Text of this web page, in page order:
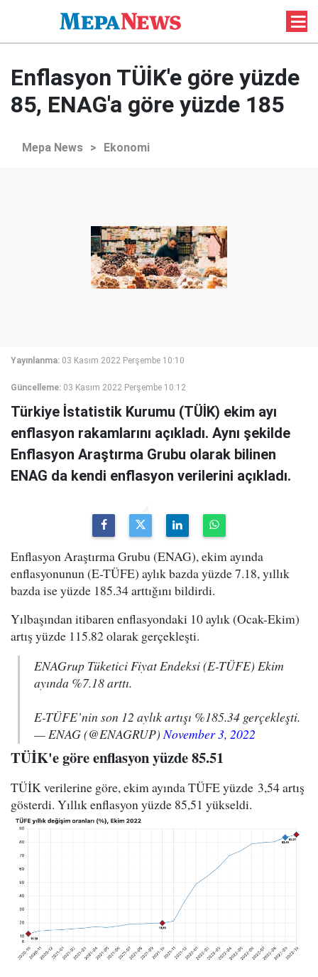
Enflasyon TÜİK'e göre yüzde
85, ENAG'a göre yüzde 185
Mepa News > Ekonomi
Yayınlanma: 03 Kasım 2022 Perşembe 10:10
Güncelleme: 03 Kasım 2022 Perşembe 10:12
Türkiye İstatistik Kurumu (TÜİK) ekim ayı
enflasyon rakamlarını açıkladı. Aynı şekilde
Enflasyon Araştırma Grubu olarak bilinen
ENAG da kendi enflasyon verilerini açıkladı.
Enflasyon Araştırma Grubu (ENAG), ekim ayında
enflasyonunun (E-TÜFE) aylık bazda yüzde 7.18, yıllık
bazda ise yüzde 185.34 arttığını bildirdi.
Yılbaşından itibaren enflasyondaki 10 aylık (Ocak-Ekim)
artış yüzde 115.82 olarak gerçekleşti.
ENAGrup Tüketici Fiyat Endeksi (E-TÜFE) Ekim
ayında %7.18 arttı.
E-TÜFE’nin son 12 aylık artışı %185.34 gerçekleşti.
— ENAG (@ENAGRUP)November 3, 2022
TÜİK'e göre enflasyon yüzde 85.51
TÜİK verilerine göre, ekim ayında TÜFE yüzde 3,54 artış
gösterdi. Yıllık enflasyon yüzde 85,51 yükseldi.